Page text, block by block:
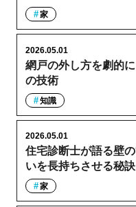
家
網戸の外し方を劇的
の技術
2026.05.01
知識
住宅診断士が語る壁
いを長持ちさせる秘訣
2026.05.01
家